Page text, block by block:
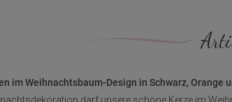
im Weihnachtsbaum-Design in Schwarz, Orange